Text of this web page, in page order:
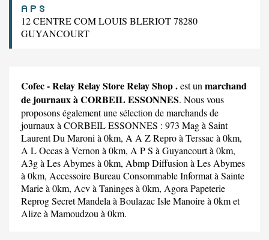
A P S
12 CENTRE COM LOUIS BLERIOT 78280
GUYANCOURT
Cofec - Relay Relay Store Relay Shop .est un marchand
de journaux à CORBEIL ESSONNES. Nous vous
proposons également une sélection de marchands de
journaux à CORBEIL ESSONNES : 973 Magà Saint
Laurent Du Maroni à 0km, A A Z Reproà Terssac à 0km,
A L Occasà Vernon à 0km, A P S à Guyancourt à 0km,
A3gà Les Abymes à 0km, Abmp Diffusion à Les Abymes
à 0km, Accessoire Bureau Consommable Informatà Sainte
Marie à 0km, Acvà Taninges à 0km, Agora Papeterie
Reprog Secret Mandela à Boulazac Isle Manoire à 0km et
Alizeà Mamoudzou à 0km.